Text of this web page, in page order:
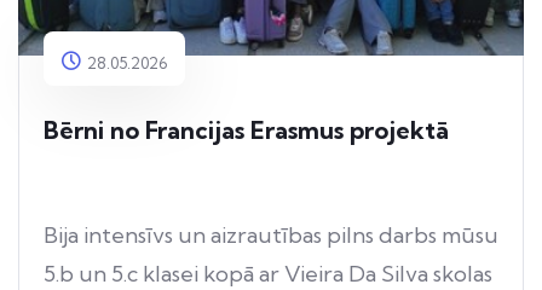
28.05.2026
Bērni no Francijas Erasmus projektā
Bija intensīvs un aizrautības pilns darbs mūsu
5.b un 5.c klasei kopā ar Vieira Da Silva skolas